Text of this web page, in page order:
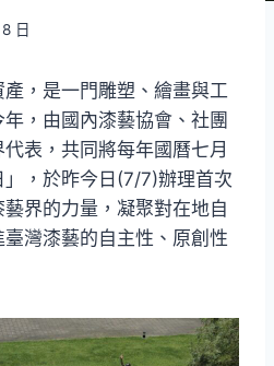
日
，是一門雕塑、繪畫與工
，由國內漆藝協會、社團
表，共同將每年國曆七月
，於昨今日(7/7)辦理首次
界的力量，凝聚對在地自
灣漆藝的自主性、原創性